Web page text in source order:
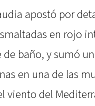
apostó por
en rojo
baño, y sumó
en una de las
viento del